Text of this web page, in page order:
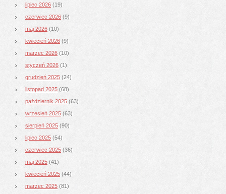
lipiec 2026 (19)
czerwiec 2026 (9)
maj 2026 (10)
kwiecień 2026 (9)
marzec 2026 (10)
styczeń 2026 (1)
grudzień 2025 (24)
listopad 2025 (68)
październik 2025 (63)
wrzesień 2025 (63)
sierpień 2025 (90)
lipiec 2025 (54)
czerwiec 2025 (36)
maj 2025 (41)
kwiecień 2025 (44)
marzec 2025 (81)